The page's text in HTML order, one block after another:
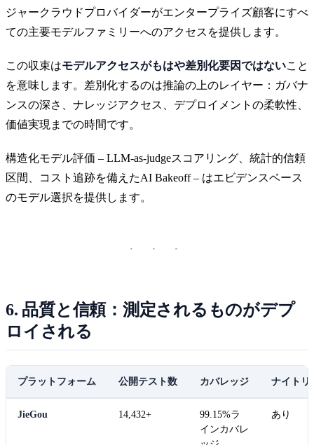
ジャークラウドプロバイダーがエンタープライズ顧客にすべ
ての主要モデルファミリーへのアクセスを提供します。
この収束はモデルアクセスがもはや差別化要因ではないこと
を意味します。差別化するのは推論の上のレイヤー：ガバナ
ンスの深さ、ナレッジアクセス、デプロイメントの柔軟性、
価値実現までの時間です。
構造化モデル評価 – LLM-as-judgeスコアリング、統計的信頼
区間、コスト追跡を備えたAI Bakeoff – はエビデンスベース
のモデル選択を提供します。
6. 品質と信頼：測定されるものがデプ
ロイされる
プラットフォーム 公開テスト数 カバレッジ ナイトリ
JieGou 14,432+
99.15%ラ
インカバレ
あり